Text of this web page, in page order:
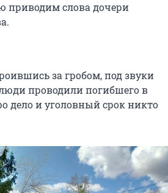
приводим слова дочери
за гробом, под звуки
проводили погибшего в
дело и уголовный срок никто